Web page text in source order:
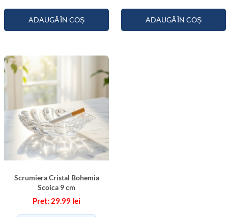
ADAUGĂ ÎN COȘ ADAUGĂ ÎN COȘ
Scrumiera Cristal Bohemia
Scoica 9 cm
29.99 lei